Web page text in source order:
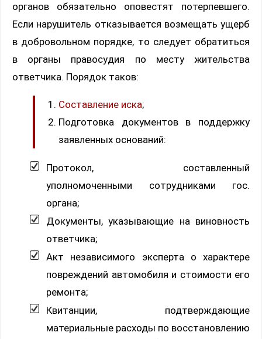
органов обязательно оповестят потерпевшего.
Если нарушитель отказывается возмещать ущерб
в добровольном порядке, то следует обратиться
в органы правосудия по месту жительства
ответчика. Порядок таков:
Составление иска;
Подготовка документов в поддержку
заявленных оснований:
Протокол, составленный
уполномоченными сотрудниками гос.
органа;
Документы, указывающие на виновность
ответчика;
Акт независимого эксперта о характере
повреждений автомобиля и стоимости его
ремонта;
Квитанции, подтверждающие
материальные расходы по восстановлению